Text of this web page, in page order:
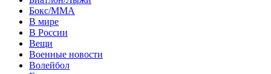
Бокс/MMA
В мире
В России
Вещи
Военные новости
Волейбол